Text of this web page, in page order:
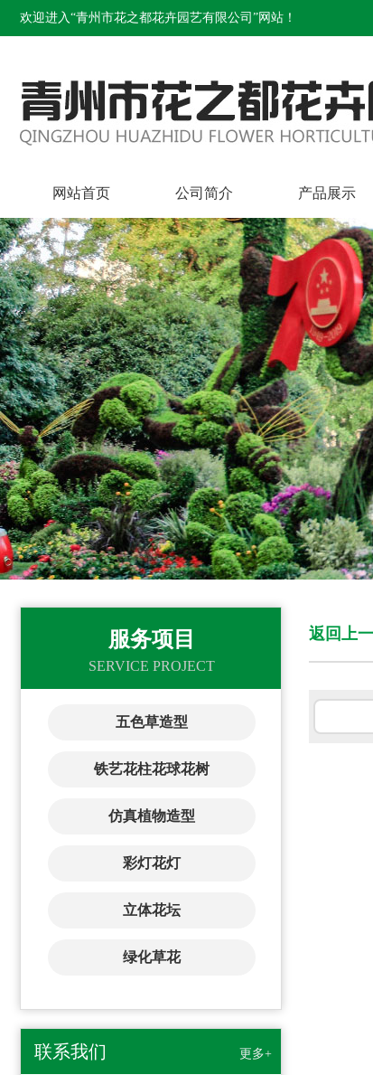
欢迎进入“青州市花之都花卉园艺有限公司”网站！
网站首页 公司简介 产品展示
服务项目
SERVICE PROJECT
五色草造型
铁艺花柱花球花树
仿真植物造型
彩灯花灯
立体花坛
绿化草花
联系我们 更多+
返回上